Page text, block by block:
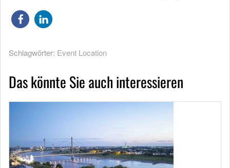
Schlagwörter: Event Location
Das könnte Sie auch interessieren